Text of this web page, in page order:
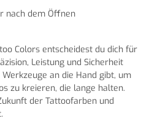
nach dem Öffnen
Colors entscheidest du dich für
Leistung und Sicherheit
an die Hand gibt, um
zu kreieren, die lange halten.
der Tattoofarben und